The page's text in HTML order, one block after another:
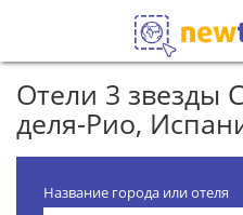
Отели 3 звезды
деля-Рио,
Название города или отеля